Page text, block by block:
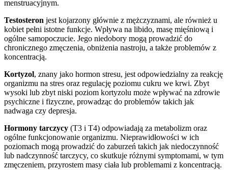
menstruacyjnym.
Testosteron jest kojarzony głównie z mężczyznami, ale również u
kobiet pełni istotne funkcje. Wpływa na libido, masę mięśniową i
ogólne samopoczucie. Jego niedobory mogą prowadzić do
chronicznego zmęczenia, obniżenia nastroju, a także problemów z
koncentracją.
Kortyzol, znany jako hormon stresu, jest odpowiedzialny za reakcję
organizmu na stres oraz regulację poziomu cukru we krwi. Zbyt
wysoki lub zbyt niski poziom kortyzolu może wpływać na zdrowie
psychiczne i fizyczne, prowadząc do problemów takich jak
nadwaga czy depresja.
Hormony tarczycy (T3 i T4) odpowiadają za metabolizm oraz
ogólne funkcjonowanie organizmu. Nieprawidłowości w ich
poziomach mogą prowadzić do zaburzeń takich jak niedoczynność
lub nadczynność tarczycy, co skutkuje różnymi symptomami, w tym
zmęczeniem, przyrostem masy ciała lub problemami z koncentracją.